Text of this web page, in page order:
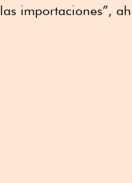
importaciones”,